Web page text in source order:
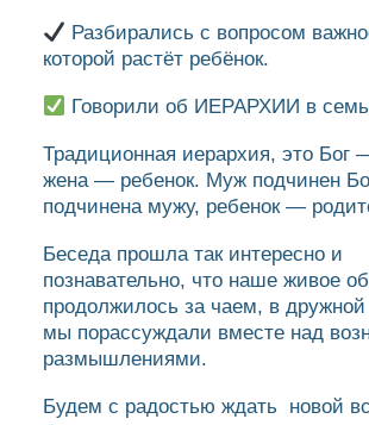
Разбирались с вопросом
которой растёт ребёнок.
Говорили об ИЕРАРХИИ в
Традиционная иерархия, это
жена — ребенок. Муж подчинен
подчинена мужу, ребенок —
Беседа прошла так интересно и
познавательно, что наше живое
продолжилось за чаем, в дружной
мы порассуждали вместе над
размышлениями.
Будем с радостью ждать новой